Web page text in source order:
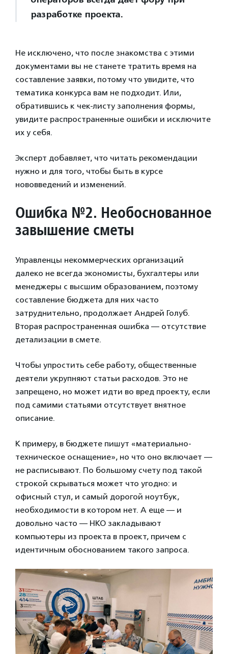
разработке проекта.
Не исключено, что после знакомства с этими
документами вы не станете тратить время на
составление заявки, потому что увидите, что
тематика конкурса вам не подходит. Или,
обратившись к чек-листу заполнения формы,
увидите распространенные ошибки и исключите
их у себя.
Эксперт добавляет, что читать рекомендации
нужно и для того, чтобы быть в курсе
нововведений и изменений.
Ошибка №2. Необоснованное
завышение сметы
Управленцы некоммерческих организаций
далеко не всегда экономисты, бухгалтеры или
менеджеры с высшим образованием, поэтому
составление бюджета для них часто
затруднительно, продолжает Андрей Голуб.
Вторая распространенная ошибка — отсутствие
детализации в смете.
Чтобы упростить себе работу, общественные
деятели укрупняют статьи расходов. Это не
запрещено, но может идти во вред проекту, если
под самими статьями отсутствует внятное
описание.
К примеру, в бюджете пишут «материально-
техническое оснащение», но что оно включает —
не расписывают. По большому счету под такой
строкой скрываться может что угодно: и
офисный стул, и самый дорогой ноутбук,
необходимости в котором нет. А еще — и
довольно часто — НКО закладывают
компьютеры из проекта в проект, причем с
идентичным обоснованием такого запроса.